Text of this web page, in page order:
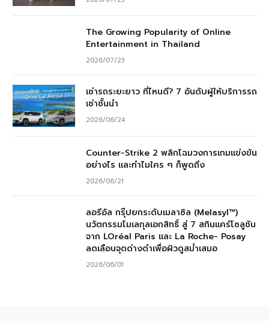
The Growing Popularity of Online
Entertainment in Thailand
2026/07/23
เช่ารถระยะยาว ที่ไหนดี? 7 อันดับผู้ให้บริการรถ
เช่าชั้นนำ
2026/06/24
Counter-Strike 2 พลิกโฉมวงการเกมแข่งขัน
อย่างไร และทำไมใคร ๆ ก็พูดถึง
2026/06/21
ลอรีอัล กรุ๊ปยกระดับเมลาซิล (Melasyl™)
นวัตกรรมโมเลกุลเอกสิทธิ์ สู่ 7 สกินแคร์โซลูชัน
จาก LOréal Paris และ La Roche- Posay
ลดเลือนจุดด่างดำเพื่อผิวดูสม่ำเสมอ
2026/06/01